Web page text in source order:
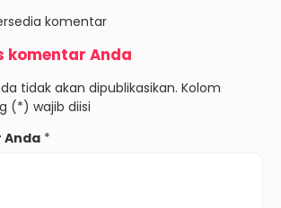
komentar
komentar Anda
tidak akan dipublikasikan. Kolom
(*) wajib diisi
Anda *